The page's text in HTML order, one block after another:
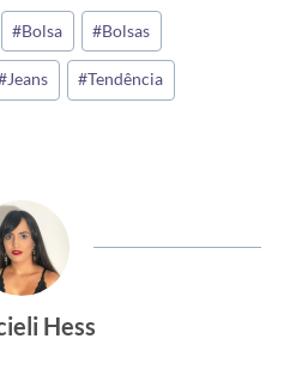
#Bolsa #Bolsas
Jeans #Tendência
Hess